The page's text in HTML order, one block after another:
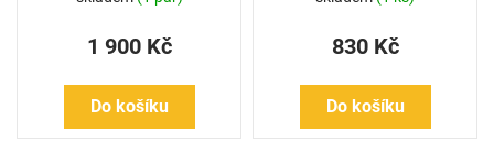
1 900 Kč
Do košíku
830 Kč
Do košíku